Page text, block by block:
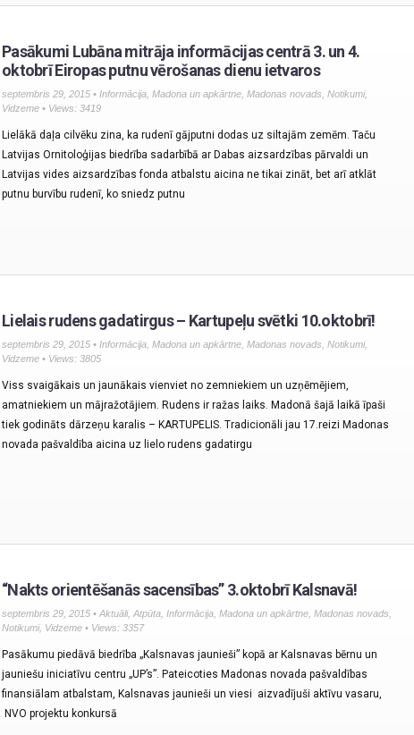
Pasākumi Lubāna mitrāja informācijas centrā 3. un 4.
oktobrī Eiropas putnu vērošanas dienu ietvaros
septembris 29, 2015 • Informācija Madona un apkārtne Madonas novads Notikumi,
Vidzeme • Views: 3419
Lielākā daļa cilvēku zina, ka rudenī gājputni dodas uz siltajām zemēm. Taču
Latvijas Ornitoloģijas biedrība sadarbībā ar Dabas aizsardzības pārvaldi un
Latvijas vides aizsardzības fonda atbalstu aicina ne tikai zināt, bet arī atklāt
putnu burvību rudenī, ko sniedz putnu
Lielais rudens gadatirgus – Kartupeļu svētki 10.oktobrī!
septembris 29, 2015 • Informācija Madona un apkārtne Madonas novads Notikumi,
Vidzeme • Views: 3805
Viss svaigākais un jaunākais vienviet no zemniekiem un uzņēmējiem,
amatniekiem un mājražotājiem. Rudens ir ražas laiks. Madonā šajā laikā īpaši
tiek godināts dārzeņu karalis – KARTUPELIS. Tradicionāli jau 17.reizi Madonas
novada pašvaldība aicina uz lielo rudens gadatirgu
“Nakts orientēšanās sacensības” 3.oktobrī Kalsnavā!
septembris 29, 2015 • Aktuāli, Atpūta Informācija Madona un apkārtne Madonas novads
Notikumi, Vidzeme • Views: 3357
Pasākumu piedāvā biedrība „Kalsnavas jaunieši” kopā ar Kalsnavas bērnu un
jauniešu iniciatīvu centru „UP’s”. Pateicoties Madonas novada pašvaldības
finansiālam atbalstam, Kalsnavas jaunieši un viesi aizvadījuši aktīvu vasaru,
NVO projektu konkursā